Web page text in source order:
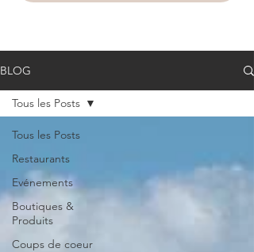
BLOG
Tous les Posts
Restaurants
Evénements
Boutiques &
Produits
Coups de coeur
Tous les Posts